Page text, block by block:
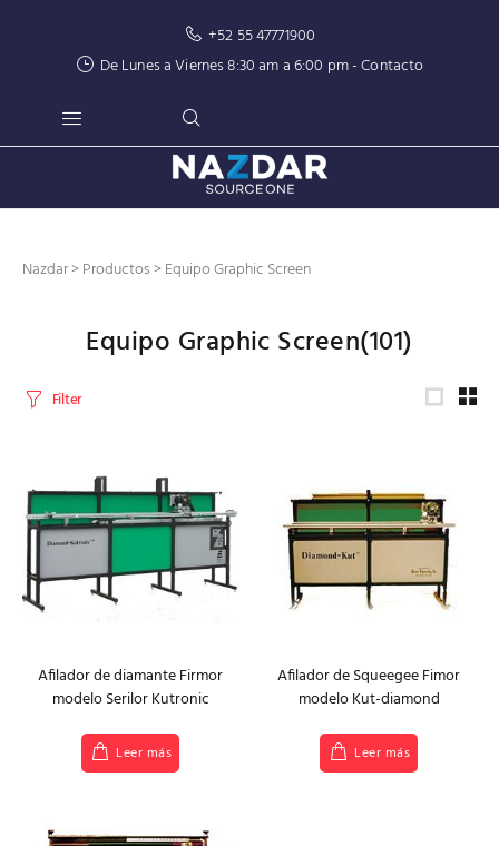
+52 55 47771900
De Lunes a Viernes 8:30 am a 6:00 pm -Contacto
Nazdar>Productos>Equipo Graphic Screen
Equipo Graphic Screen(101)
Filter
Afilador de diamante Firmor
modelo Serilor Kutronic
Leer más
Afilador de Squeegee Fimor
modelo Kut-diamond
Leer más